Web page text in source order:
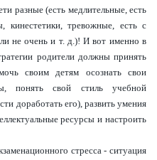
разные (есть медлительные, есть
кинестетики, тревожные, есть с
не очень и т. д.)! И вот именно в
родители должны принять
своим детям осознать свои
понять свой стиль учебной
доработать его), развить умения
ресурсы и настроить
стресса - ситуация